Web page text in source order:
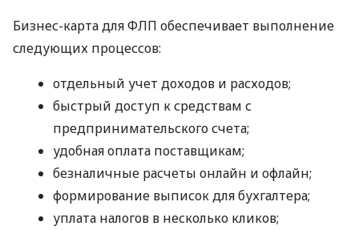
Бизнес-карта для ФЛП обеспечивает выполнение
следующих процессов:
отдельный учет доходов и расходов;
быстрый доступ к средствам с
предпринимательского счета;
удобная оплата поставщикам;
безналичные расчеты онлайн и офлайн;
формирование выписок для бухгалтера;
уплата налогов в несколько кликов;